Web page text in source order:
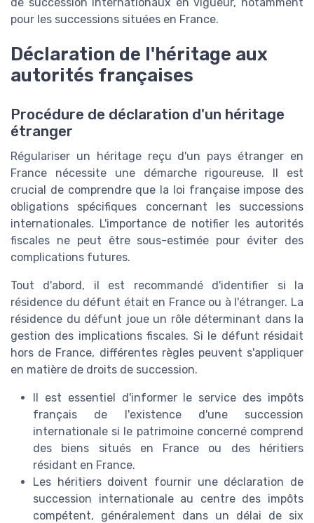
pour les successions situées en France.
Déclaration de l'héritage aux
autorités françaises
Procédure de déclaration d'un héritage
étranger
Régulariser un héritage reçu d'un pays étranger en
France nécessite une démarche rigoureuse. Il est
crucial de comprendre que la loi française impose des
obligations spécifiques concernant les successions
internationales. L'importance de notifier les autorités
fiscales ne peut être sous-estimée pour éviter des
complications futures.
Tout d'abord, il est recommandé d'identifier si la
résidence du défunt était en France ou à l'étranger. La
résidence du défunt joue un rôle déterminant dans la
gestion des implications fiscales. Si le défunt résidait
hors de France, différentes règles peuvent s'appliquer
en matière de droits de succession.
Il est essentiel d'informer le service des impôts
français de l'existence d'une succession
internationale si le patrimoine concerné comprend
des biens situés en France ou des héritiers
résidant en France.
Les héritiers doivent fournir une déclaration de
succession internationale au centre des impôts
compétent, généralement dans un délai de six